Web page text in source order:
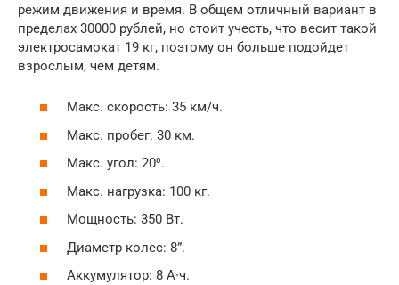
режим движения и время. В общем отличный вариант в
пределах 30000 рублей, но стоит учесть, что весит такой
электросамокат 19 кг, поэтому он больше подойдет
взрослым, чем детям.
Макс. скорость: 35 км/ч.
Макс. пробег: 30 км.
Макс. угол: 20⁰.
Макс. нагрузка: 100 кг.
Мощность: 350 Вт.
Диаметр колес: 8”.
Аккумулятор: 8 А∙ч.